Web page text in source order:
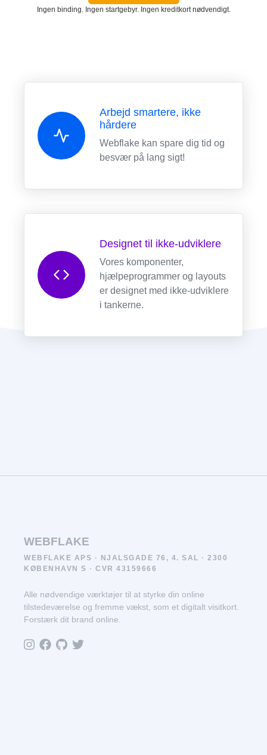
Ingen binding. Ingen startgebyr. Ingen kreditkort nødvendigt.
Arbejd smartere, ikke
hårdere
Webflake kan spare dig tid og
besvær på lang sigt!
Designet til ikke-udviklere
Vores komponenter,
hjælpeprogrammer og layouts
er designet med ikke-udviklere
i tankerne.
WEBFLAKE
WEBFLAKE APS · NJALSGADE 76, 4. SAL · 2300
KØBENHAVN S · CVR 43159666
Alle nødvendige værktøjer til at styrke din online
tilstedeværelse og fremme vækst, som et digitalt visitkort.
Forstærk dit brand online.